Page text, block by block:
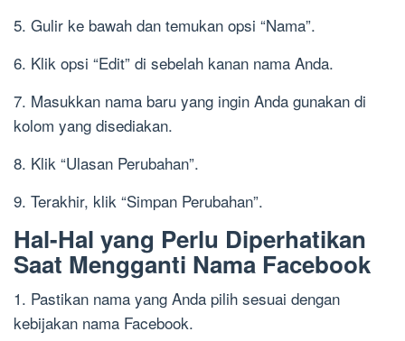
5. Gulir ke bawah dan temukan opsi “Nama”.
6. Klik opsi “Edit” di sebelah kanan nama Anda.
7. Masukkan nama baru yang ingin Anda gunakan di
kolom yang disediakan.
8. Klik “Ulasan Perubahan”.
9. Terakhir, klik “Simpan Perubahan”.
Hal-Hal yang Perlu Diperhatikan
Saat Mengganti Nama Facebook
1. Pastikan nama yang Anda pilih sesuai dengan
kebijakan nama Facebook.